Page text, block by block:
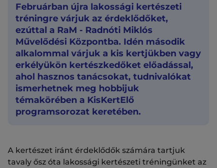
Februárban újra lakossági kertészeti
tréningre várjuk az érdeklődőket,
ezúttal a RaM - Radnóti Miklós
Művelődési Központba. Idén második
alkalommal várjuk a kis kertjükben vagy
erkélyükön kertészkedőket előadással,
ahol hasznos tanácsokat, tudnivalókat
ismerhetnek meg hobbijuk
témakörében a KisKertElő
programsorozat keretében.
A kertészet iránt érdeklődők számára tartjuk
tavaly ősz óta lakossági kertészeti tréningünket az